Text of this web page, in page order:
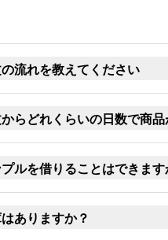
流れを教えてください
らどれくらいの日数で商
ルを借りることはできます
ありますか？